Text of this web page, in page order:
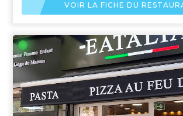
VOIR LA FICHE DU